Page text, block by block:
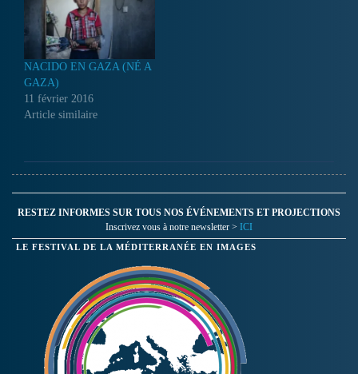
NACIDO EN GAZA (NÉ A
GAZA)
11 février 2016
Article similaire
RESTEZ INFORMES SUR TOUS NOS ÉVÉNEMENTS ET PROJECTIONS
Inscrivez vous à notre newsletter > ICI
LE FESTIVAL DE LA MÉDITERRANÉE EN IMAGES